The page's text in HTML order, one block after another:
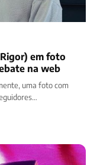
em foto
na web
uma foto com